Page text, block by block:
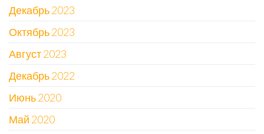
Декабрь 2023
Октябрь 2023
Август 2023
Декабрь 2022
Июнь 2020
Май 2020